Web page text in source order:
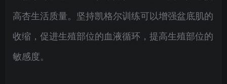
高杏生活质量。坚持凯格尔训练可以增强盆底肌的
收缩，促进生殖部位的血液循环，提高生殖部位的
敏感度。